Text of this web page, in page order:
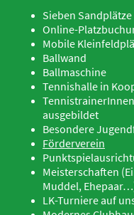
Sieben Sandplätze
Online-
Mobile
Ballwand
Ballmaschine
Tennishalle in
ausgebildet
Besondere
Förderverein
Meisterschaften
Muddel,
LK-Turniere auf